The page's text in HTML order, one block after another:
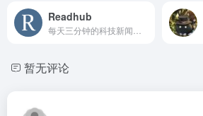
Readhub
暂无评论